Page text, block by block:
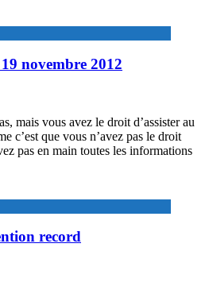
novembre 2012
mais vous avez le droit d’assister au
c’est que vous n’avez pas le droit
pas en main toutes les informations
record